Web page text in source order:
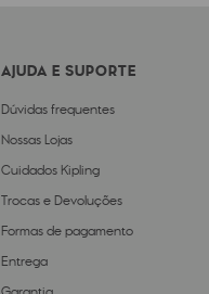
AJUDA E SUPORTE
Dúvidas frequentes
Nossas Lojas
Cuidados Kipling
Trocas e Devoluções
Formas de pagamento
Entrega